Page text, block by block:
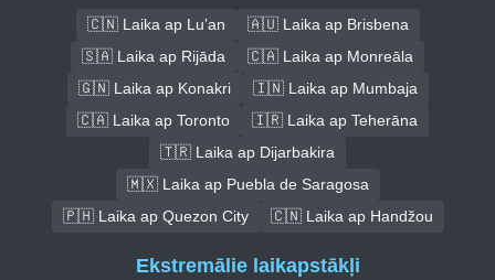
🇨🇳 Laika ap Lu’an
🇦🇺 Laika ap Brisbena
🇸🇦 Laika ap Rijāda
🇨🇦 Laika ap Monreāla
🇬🇳 Laika ap Konakri
🇮🇳 Laika ap Mumbaja
🇨🇦 Laika ap Toronto
🇮🇷 Laika ap Teherāna
🇹🇷 Laika ap Dijarbakira
🇲🇽 Laika ap Puebla de Saragosa
🇵🇭 Laika ap Quezon City
🇨🇳 Laika ap Handžou
Ekstremālie laikapstākļi